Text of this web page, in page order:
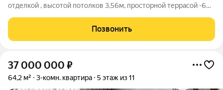
отделкой , высотой потолков 3,56м, просторной террасой -60
остеклением! К квартире можно приобрести 3 парковочных
места! Три полноценные спальни,
Позвонить
37 000 000 ₽
64,2 м² 3-комн. квартира 5 этаж из 11